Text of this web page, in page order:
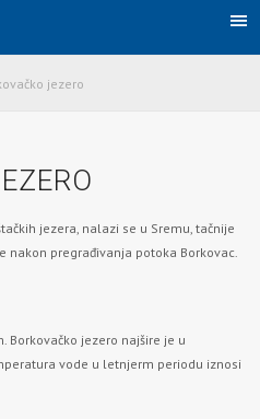
jezero
jezera, nalazi se u Sremu, tačnije
nakon pregrađivanja potoka Borkovac.
Borkovačko jezero najšire je u
vode u letnjerm periodu iznosi